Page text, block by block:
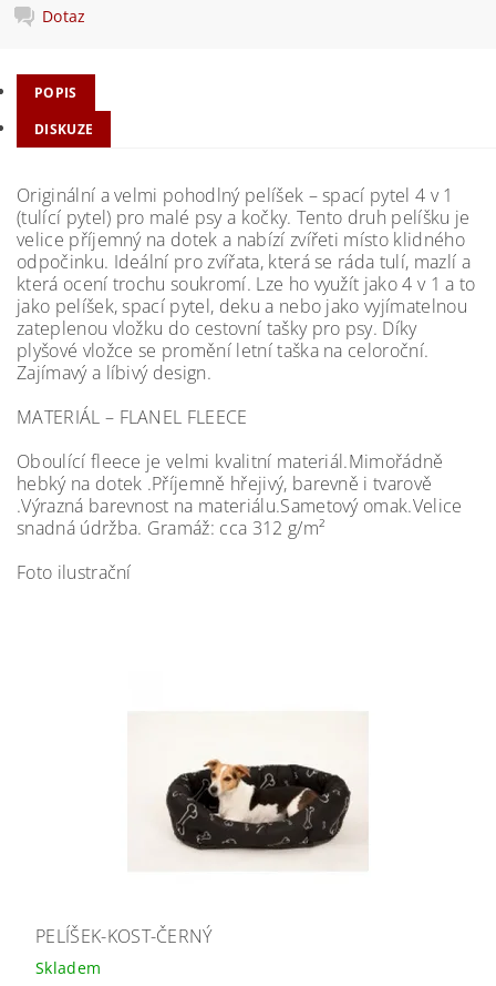
Dotaz
POPIS
DISKUZE
Originální a velmi pohodlný pelíšek – spací pytel 4 v 1
(tulící pytel) pro malé psy a kočky. Tento druh pelíšku je
velice příjemný na dotek a nabízí zvířeti místo klidného
odpočinku. Ideální pro zvířata, která se ráda tulí, mazlí a
která ocení trochu soukromí. Lze ho využít jako 4 v 1 a to
jako pelíšek, spací pytel, deku a nebo jako vyjímatelnou
zateplenou vložku do cestovní tašky pro psy. Díky
plyšové vložce se promění letní taška na celoroční.
Zajímavý a líbivý design.
MATERIÁL – FLANEL FLEECE
Oboulící fleece je velmi kvalitní materiál.Mimořádně
hebký na dotek .Příjemně hřejivý, barevně i tvarově
.Výrazná barevnost na materiálu.Sametový omak.Velice
snadná údržba. Gramáž: cca 312 g/m²
Foto ilustrační
PELÍŠEK-KOST-ČERNÝ
Skladem